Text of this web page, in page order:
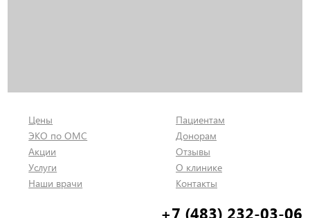
Цены
ЭКО по ОМС
Акции
Услуги
Наши врачи
Пациентам
Донорам
Отзывы
О клинике
Контакты
+7 (483) 232-03-06